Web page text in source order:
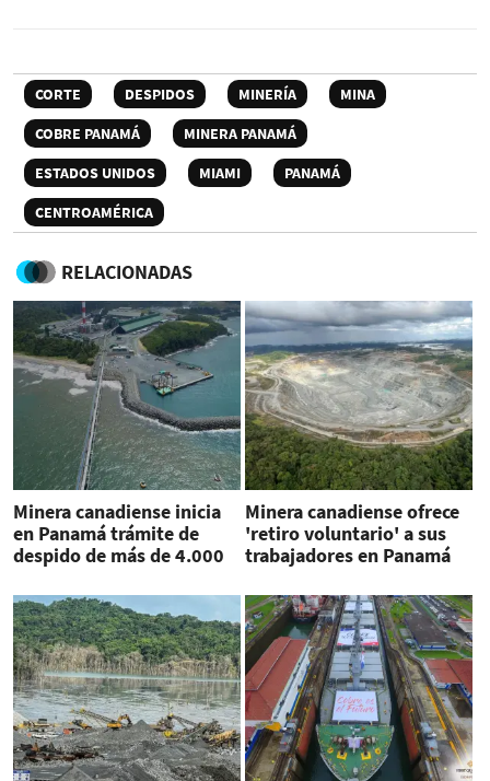
CORTE DESPIDOS MINERÍA
MINA
COBRE PANAMÁ
MINERA PANAMÁ
ESTADOS UNIDOS
MIAMI
PANAMÁ
CENTROAMÉRICA
RELACIONADAS
Minera canadiense inicia
en Panamá trámite de
despido de más de 4.000
Minera canadiense ofrece
'retiro voluntario' a sus
trabajadores en Panamá